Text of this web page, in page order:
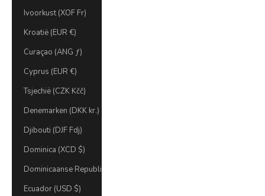
Ivoorkust (XOF Fr)
Kroatië (EUR €)
Curaçao (ANG ƒ)
Cyprus (EUR €)
Tsjechië (CZK Kčč)
Denemarken (DKK kr.)
Djibouti (DJF Fdj)
Dominica (XCD $)
Dominicaanse Republiek (DOP $)
Ecuador (USD $)